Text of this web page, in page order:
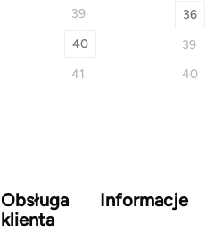
39
40
41
36
39
40
Obsługa
klienta
Informacje